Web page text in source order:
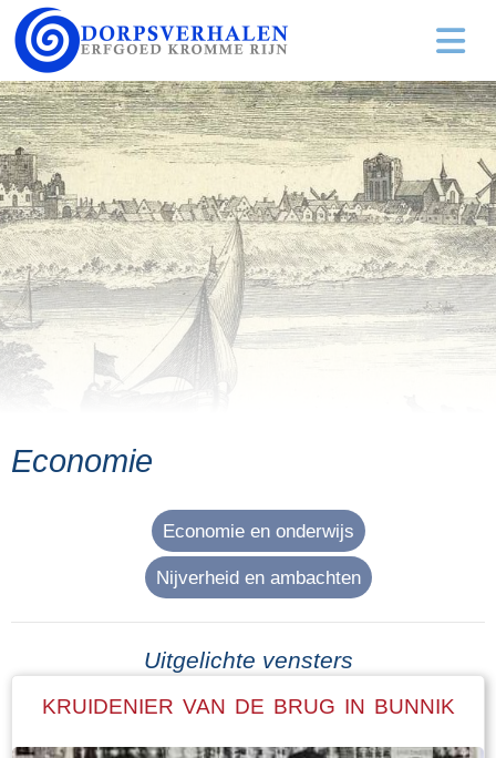
Economie
Economie en onderwijs
Nijverheid en ambachten
Uitgelichte vensters
KRUIDENIER VAN DE BRUG IN BUNNIK